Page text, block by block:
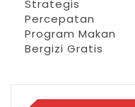
RELATED POSTS
Strategis
Percepatan
Program Makan
Bergizi Gratis